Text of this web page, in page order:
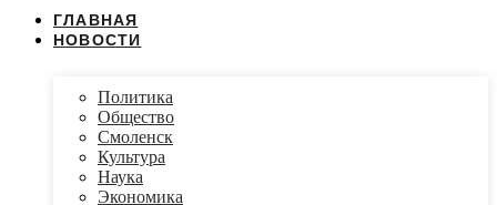
ГЛАВНАЯ
НОВОСТИ
Политика
Общество
Смоленск
Культура
Наука
Экономика